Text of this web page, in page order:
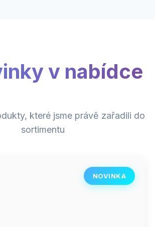
v nabídce
které jsme právě zařadili do
sortimentu
NOVINKA